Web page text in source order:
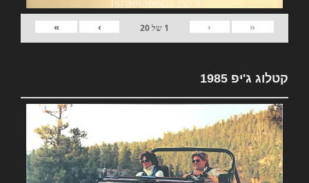
«
‹
1 של20
›
»
קטלוג ג'יפ 1985